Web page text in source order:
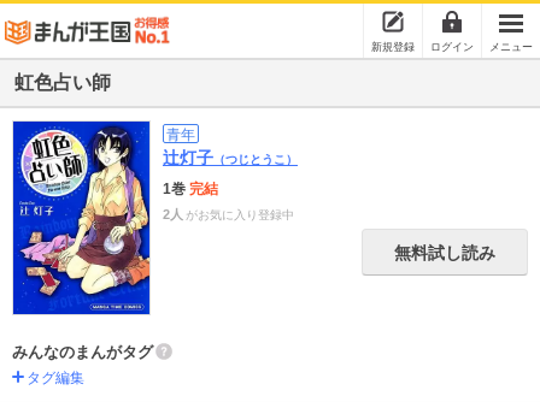
新規登録 ログイン メニュー
虹色占い師
青年
辻灯子 （つじとうこ）
1巻 完結
2人 がお気に入り登録中
無料試し読み
みんなのまんがタグ
タグ編集